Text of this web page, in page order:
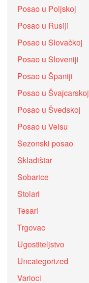
Posao u Poljskoj
Posao u Rusiji
Posao u Slovačkoj
Posao u Sloveniji
Posao u Španiji
Posao u Švajcarskoj
Posao u Švedskoj
Posao u Velsu
Sezonski posao
Skladištar
Sobarice
Stolari
Tesari
Trgovac
Ugostiteljstvo
Uncategorized
Varioci